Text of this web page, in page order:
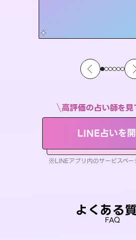
高評価の占い師を見
LINE占いを
※LINEアプリ内のサービスペー
よくある
FAQ